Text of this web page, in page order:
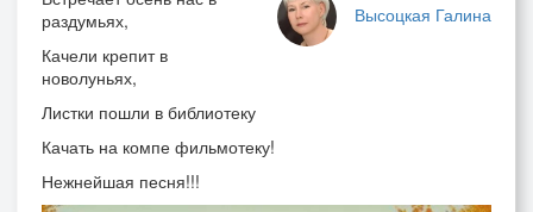
Высоцкая Галина
раздумьях,
Качели крепит в
новолуньях,
Листки пошли в библиотеку
Качать на компе фильмотеку!
Нежнейшая песня!!!